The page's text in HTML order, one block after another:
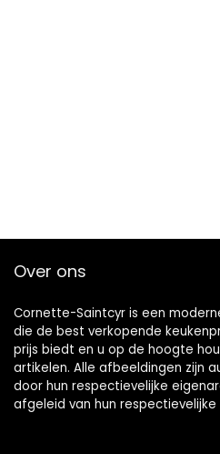
Over ons
Cornette-Saintcyr is een
die de best verkopende
prijs biedt en u op de hoogte
artikelen. Alle afbeeldingen zijn
door hun respectievelijke
afgeleid van hun respectievelijke